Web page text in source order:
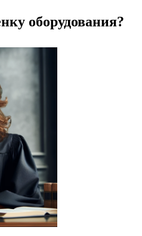
оборудования?